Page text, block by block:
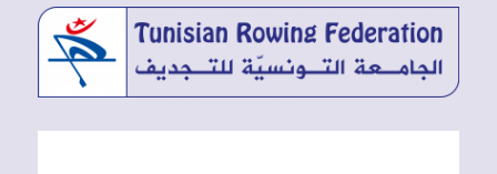
Voir
l'image
agrandie